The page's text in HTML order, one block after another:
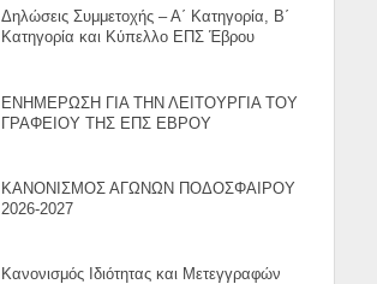
Δηλώσεις Συμμετοχής – Α΄ Κατηγορία, Β΄
Κατηγορία και Κύπελλο ΕΠΣ Έβρου
ΕΝΗΜΕΡΩΣΗ ΓΙΑ ΤΗΝ ΛΕΙΤΟΥΡΓΙΑ ΤΟΥ
ΓΡΑΦΕΙΟΥ ΤΗΣ ΕΠΣ ΕΒΡΟΥ
ΚΑΝΟΝΙΣΜΟΣ ΑΓΩΝΩΝ ΠΟΔΟΣΦΑΙΡΟΥ
2026-2027
Κανονισμός Ιδιότητας και Μετεγγραφών